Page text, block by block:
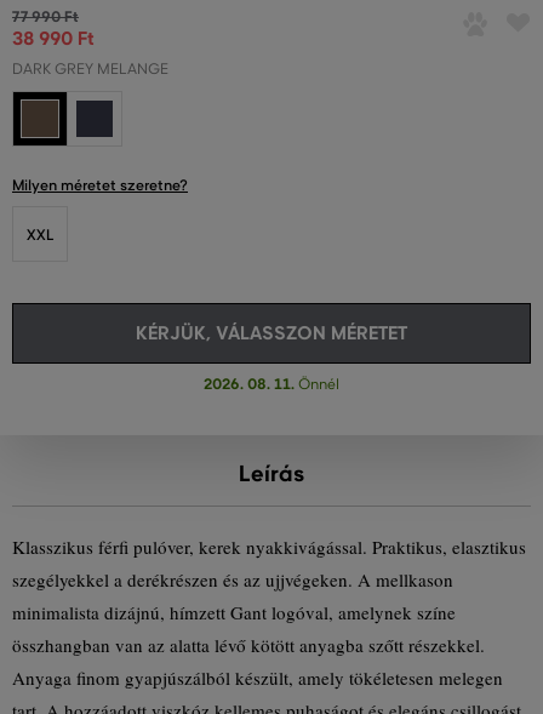
77 990 Ft
38 990 Ft
DARK GREY MELANGE
Milyen méretet szeretne?
XXL
KÉRJÜK, VÁLASSZON MÉRETET
2026. 08. 11. Önnél
Leírás
Klasszikus férfi pulóver, kerek nyakkivágással. Praktikus, elasztikus
szegélyekkel a derékrészen és az ujjvégeken. A mellkason
minimalista dizájnú, hímzett Gant logóval, amelynek színe
összhangban van az alatta lévő kötött anyagba szőtt részekkel.
Anyaga finom gyapjúszálból készült, amely tökéletesen melegen